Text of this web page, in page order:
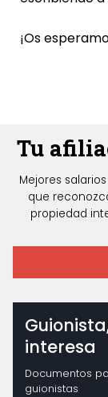
¡Os
Tu
Mejores
que
propiedad
interesa
Documentos
guionistas